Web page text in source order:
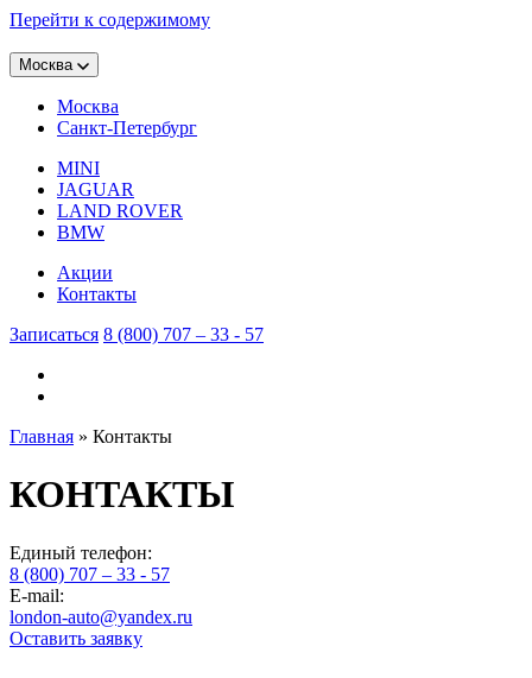
Перейти к содержимому
Москва
Москва
Санкт-Петербург
MINI
JAGUAR
LAND ROVER
BMW
Акции
Контакты
Записаться 8 (800) 707 – 33 - 57
Главная » Контакты
КОНТАКТЫ
Единый телефон:
8 (800) 707 – 33 - 57
E-mail:
london-auto@yandex.ru
Оставить заявку